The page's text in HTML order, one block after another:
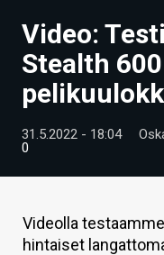
UUTISET
ARTIKKELIT
VIDEOT
HINTA.FI
Video:
Stealth
31.5.2022 - 18:04
0
Videolla
hintaiset